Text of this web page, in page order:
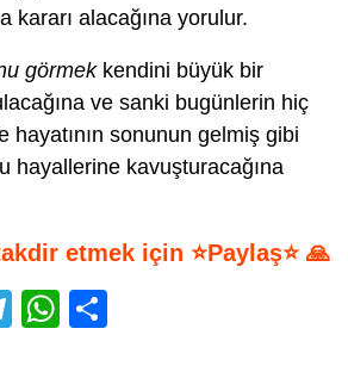
kararı alacağına yorulur.
görmekkendini büyük bir
ve sanki bugünlerin hiç
hayatının sonunun gelmiş gibi
hayallerine kavuşturacağına
etmek için ⭐Paylaş⭐ 🙏
T
W